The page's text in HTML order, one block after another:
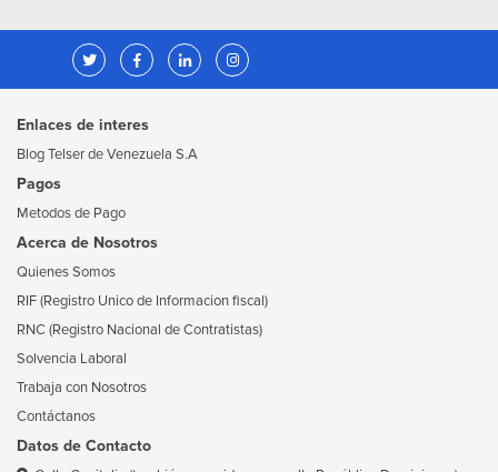
Enlaces de interes
Blog Telser de Venezuela S.A
Pagos
Metodos de Pago
Acerca de Nosotros
Quienes Somos
RIF (Registro Unico de Informacion fiscal)
RNC (Registro Nacional de Contratistas)
Solvencia Laboral
Trabaja con Nosotros
Contáctanos
Datos de Contacto